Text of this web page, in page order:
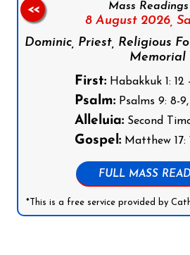
Mass
8 August 2026,
Dominic, Priest, Religious
Memorial
First:Habakkuk 1: 12
Psalm:Psalms 9: 8-9,
Alleluia:Second
Gospel:Matthew 17:
FULL MASS
*This is a free service provided by
<<